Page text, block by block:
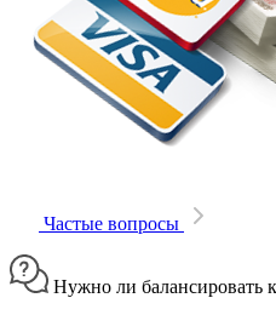
Частые вопросы
Нужно ли балансировать